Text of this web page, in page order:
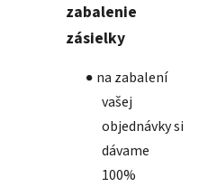
zabalenie
zásielky
na zabalení
vašej
objednávky si
dávame
100%